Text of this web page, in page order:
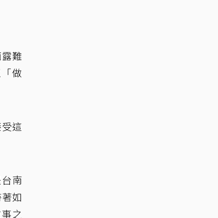
難
做
這
南
如
之